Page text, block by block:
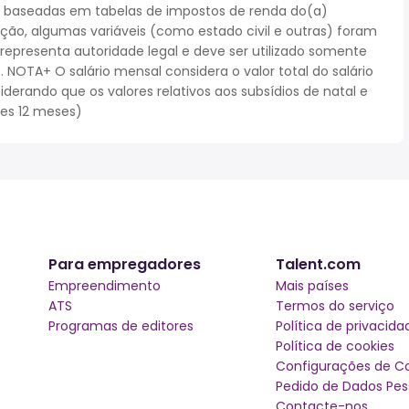
baseadas em tabelas de impostos de renda do(a)
algumas variáveis (como estado civil e outras) foram
autoridade legal e deve ser utilizado somente
O salário mensal considera o valor total do salário
que os valores relativos aos subsídios de natal e
12 meses)
Para empregadores
Empreendimento
ATS
Programas de editores
Talent.com
Mais países
Termos do serviço
Política de
Política de cookies
Configurações de
Pedido de Dados